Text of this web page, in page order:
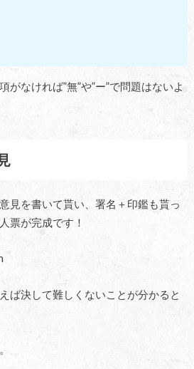
がなければ”無”や”ー”で問題はないよ
見を書いて貰い、署名＋印鑑も貰っ
票が完成です！
ば決して難しくないことが分かると